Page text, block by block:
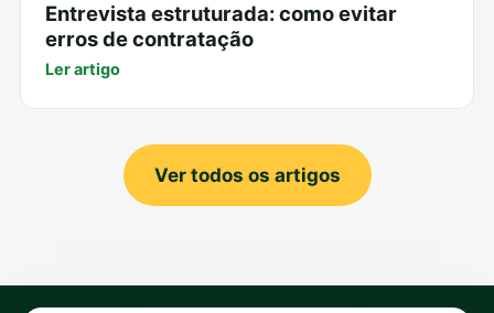
Entrevista estruturada: como evitar
erros de contratação
Ler artigo
Ver todos os artigos